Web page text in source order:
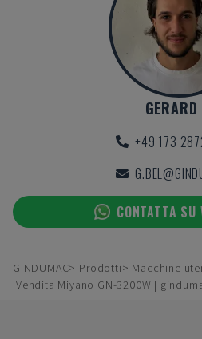
+49 173
CONTATTA SU
GINDUMAC Prodotti
Macchine
Vendita Miyano GN-3200W |